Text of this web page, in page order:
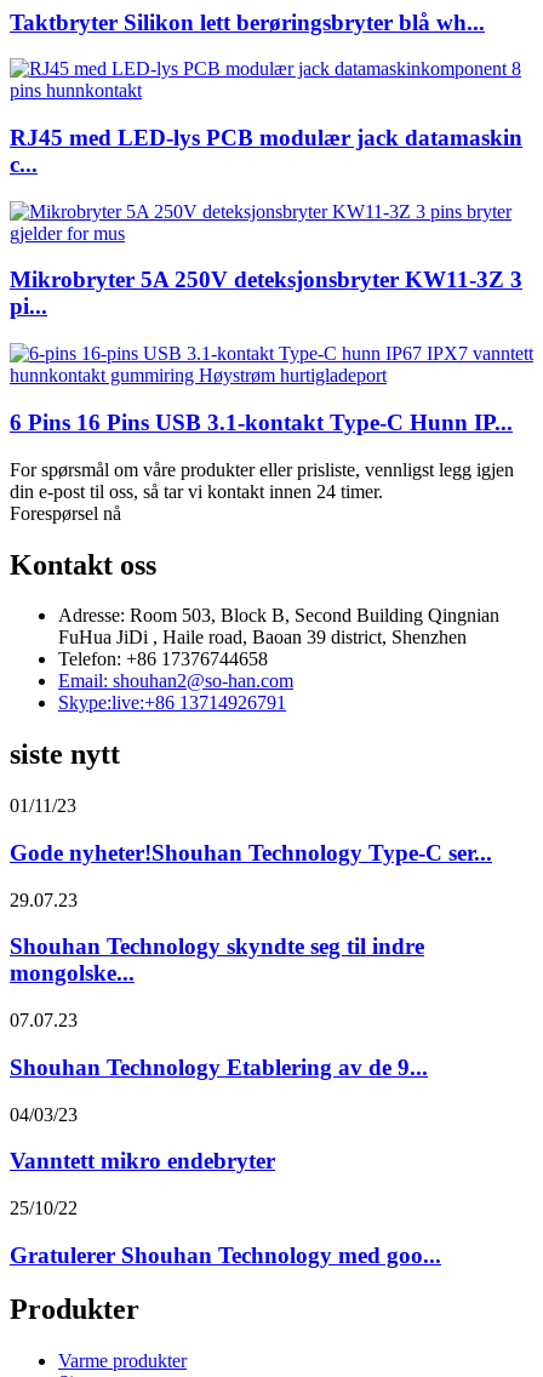
Taktbryter Silikon lett berøringsbryter blå wh...
RJ45 med LED-lys PCB modulær jack datamaskin
c...
Mikrobryter 5A 250V deteksjonsbryter KW11-3Z 3
pi...
6 Pins 16 Pins USB 3.1-kontakt Type-C Hunn IP...
For spørsmål om våre produkter eller prisliste, vennligst legg igjen
din e-post til oss, så tar vi kontakt innen 24 timer.
Forespørsel nå
Kontakt oss
Adresse: Room 503, Block B, Second Building Qingnian
FuHua JiDi , Haile road, Baoan 39 district, Shenzhen
Telefon: +86 17376744658
Email: shouhan2@so-han.com
Skype:live:+86 13714926791
siste nytt
01/11/23
Gode ​​nyheter!Shouhan Technology Type-C ser...
29.07.23
Shouhan Technology skyndte seg til indre
mongolske...
07.07.23
Shouhan Technology Etablering av de 9...
04/03/23
Vanntett mikro endebryter
25/10/22
Gratulerer Shouhan Technology med goo...
Produkter
Varme produkter